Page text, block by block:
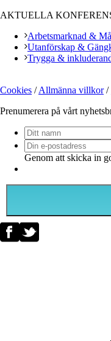
AKTUELLA
Arbetsmarknad &
Utanförskap &
Trygga &
Cookies /Allmänna villkor/
Prenumerera på vårt
Ditt
namn
Din
e-
Genom att skicka in